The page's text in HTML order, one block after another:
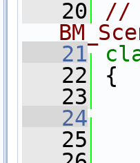
   20
//
   21
   22
{
   23
   24
   25